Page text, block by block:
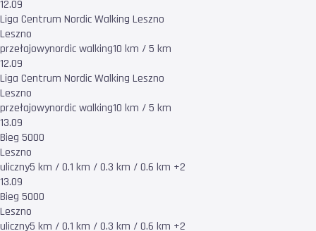
12.09
Liga Centrum Nordic Walking Leszno
Leszno
przełajowynordic walking10 km / 5 km
12.09
Liga Centrum Nordic Walking Leszno
Leszno
przełajowynordic walking10 km / 5 km
13.09
Bieg 5000
Leszno
uliczny5 km / 0.1 km / 0.3 km / 0.6 km +2
13.09
Bieg 5000
Leszno
uliczny5 km / 0.1 km / 0.3 km / 0.6 km +2